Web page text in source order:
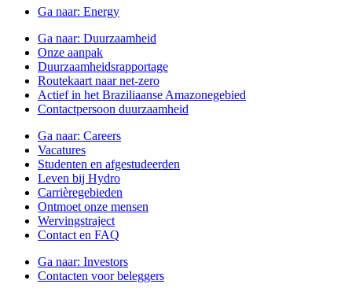
Ga naar: Energy
Ga naar: Duurzaamheid
Onze aanpak
Duurzaamheidsrapportage
Routekaart naar net-zero
Actief in het Braziliaanse Amazonegebied
Contactpersoon duurzaamheid
Ga naar: Careers
Vacatures
Studenten en afgestudeerden
Leven bij Hydro
Carrièregebieden
Ontmoet onze mensen
Wervingstraject
Contact en FAQ
Ga naar: Investors
Contacten voor beleggers